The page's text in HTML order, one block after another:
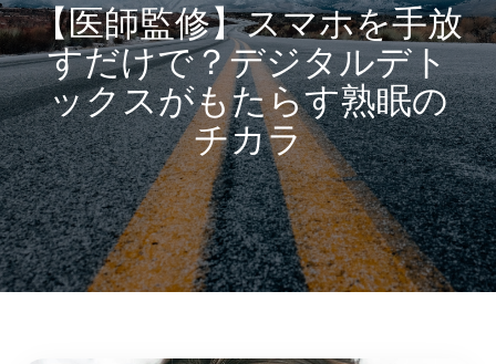
【医師監修】スマホを手放
すだけで？デジタルデト
ックスがもたらす熟眠の
チカラ